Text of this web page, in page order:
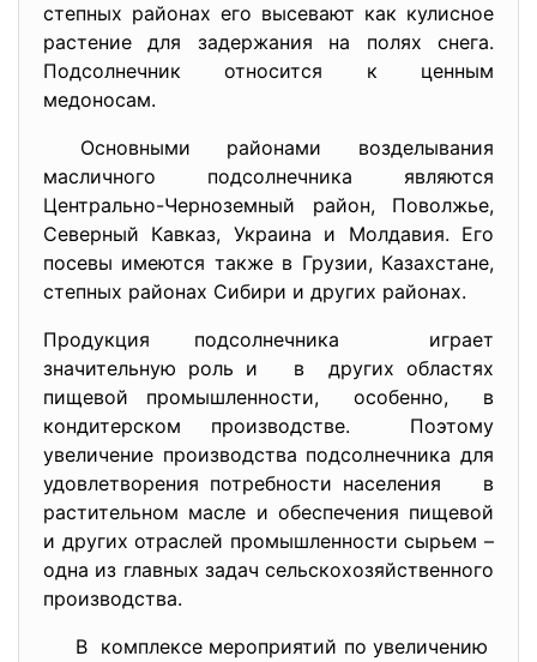
степных районах его высевают как кулисное
растение для задержания на полях снега.
Подсолнечник относится к ценным
медоносам.
Основными районами возделывания
масличного подсолнечника являются
Центрально-Черноземный район, Поволжье,
Северный Кавказ, Украина и Молдавия. Его
посевы имеются также в Грузии, Казахстане,
степных районах Сибири и других районах.
Продукция подсолнечника играет
значительную роль и в других областях
пищевой промышленности, особенно, в
кондитерском производстве. Поэтому
увеличение производства подсолнечника для
удовлетворения потребности населения в
растительном масле и обеспечения пищевой
и других отраслей промышленности сырьем –
одна из главных задач сельскохозяйственного
производства.
В комплексе мероприятий по увеличению